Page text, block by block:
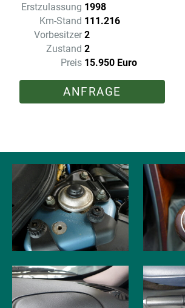
Erstzulassung 1998
Km-Stand 111.216
Vorbesitzer 2
Zustand 2
Preis 15.950 Euro
ANFRAGE